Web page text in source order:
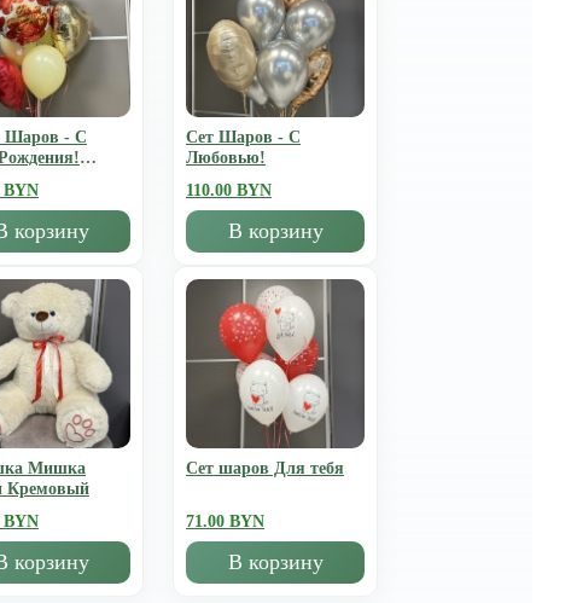
Шаров - С
BYN
корзину
Сет Шаров - С
Любовью!
110.00 BYN
В корзину
Мишка
Кремовый
BYN
корзину
Сет шаров Для тебя
71.00 BYN
В корзину